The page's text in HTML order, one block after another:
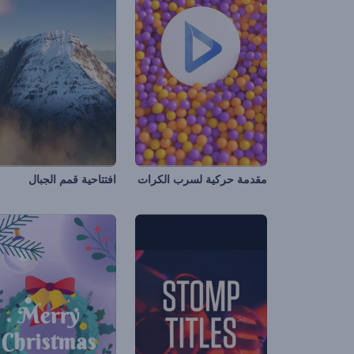
مقدمة حركية لسرب الكرات افتتاحية قمم الجبال